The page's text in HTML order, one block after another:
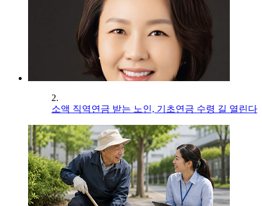
2.
소액 직역연금 받는 노인, 기초연금 수령 길 열린다